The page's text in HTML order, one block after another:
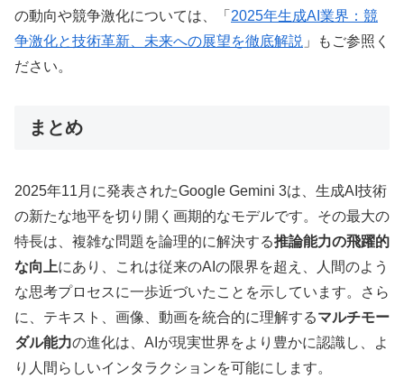
の動向や競争激化については、「 2025年生成AI業界：競
争激化と技術革新、未来への展望を徹底解説 」もご参照く
ださい。
まとめ
2025年11月に発表されたGoogle Gemini 3は、生成AI技術
の新たな地平を切り開く画期的なモデルです。その最大の
特長は、複雑な問題を論理的に解決する推論能力の飛躍的
な向上にあり、これは従来のAIの限界を超え、人間のよう
な思考プロセスに一歩近づいたことを示しています。さら
に、テキスト、画像、動画を統合的に理解するマルチモー
ダル能力の進化は、AIが現実世界をより豊かに認識し、よ
り人間らしいインタラクションを可能にします。